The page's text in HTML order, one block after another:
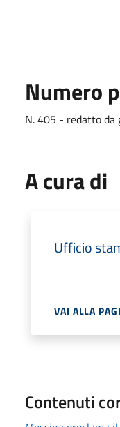
Numero
N. 405 - redatto da
A cura di
Ufficio
VAI ALLA
Contenuti